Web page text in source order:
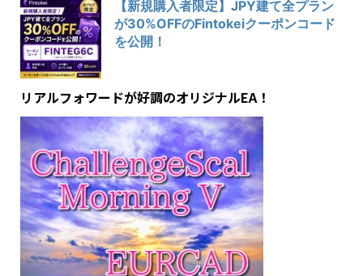
【新規購入者限定】JPY建て全プラン
が30%OFFのFintokeiクーポンコード
を公開！
リアルフォワードが好調のオリジナルEA！